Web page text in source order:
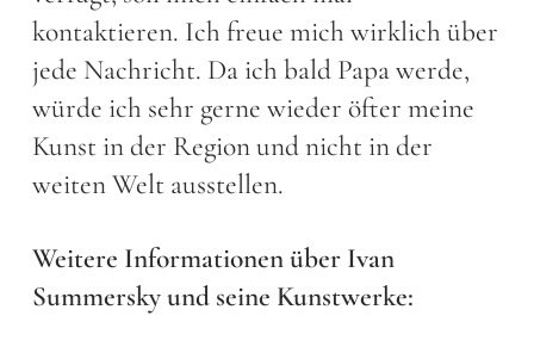
kontaktieren. Ich freue mich wirklich über
jede Nachricht. Da ich bald Papa werde,
würde ich sehr gerne wieder öfter meine
Kunst in der Region und nicht in der
weiten Welt ausstellen.
Weitere Informationen über Ivan
Summersky und seine Kunstwerke: